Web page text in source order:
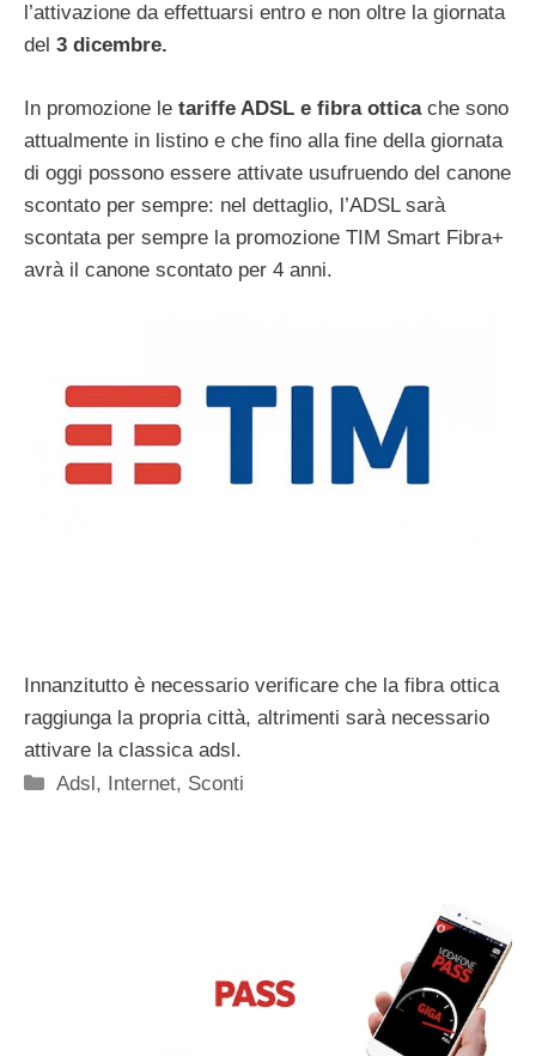
l’attivazione da effettuarsi entro e non oltre la giornata
del 3 dicembre.
In promozione le tariffe ADSL e fibra ottica che sono
attualmente in listino e che fino alla fine della giornata
di oggi possono essere attivate usufruendo del canone
scontato per sempre: nel dettaglio, l’ADSL sarà
scontata per sempre la promozione TIM Smart Fibra+
avrà il canone scontato per 4 anni.
Innanzitutto è necessario verificare che la fibra ottica
raggiunga la propria città, altrimenti sarà necessario
attivare la classica adsl.
Categorie
Adsl, Internet, Sconti